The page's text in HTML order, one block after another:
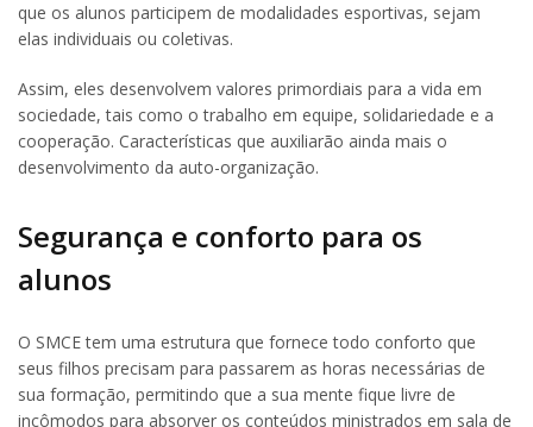
que os alunos participem de modalidades esportivas, sejam
elas individuais ou coletivas.
Assim, eles desenvolvem valores primordiais para a vida em
sociedade, tais como o trabalho em equipe, solidariedade e a
cooperação. Características que auxiliarão ainda mais o
desenvolvimento da auto-organização.
Segurança e conforto para os
alunos
O SMCE tem uma estrutura que fornece todo conforto que
seus filhos precisam para passarem as horas necessárias de
sua formação, permitindo que a sua mente fique livre de
incômodos para absorver os conteúdos ministrados em sala de